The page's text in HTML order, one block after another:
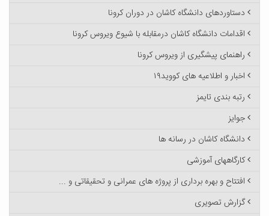
دستاوردهای دانشگاه کاشان در دوران کرونا
اقدامات دانشگاه کاشان درمقابله با شیوع ویروس کرونا
راهنمای پیشگیری از ویروس کرونا
اخبار و اطلاعیه های کووید۱۹
رتبه بندی تایمز
جوایز
دانشگاه کاشان در رسانه ها
کارگاههای آموزشی
افتتاح و بهره برداری از پروژه های عمرانی و تحقیقاتی و ...
گزارش تصویری